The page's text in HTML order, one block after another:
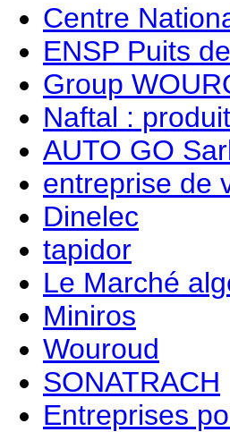
Centre
ENSP Puits
Group
Naftal :
AUTO GO
entreprise de
Dinelec
tapidor
Le Marché
Miniros
Wouroud
SONATRACH
Entreprises